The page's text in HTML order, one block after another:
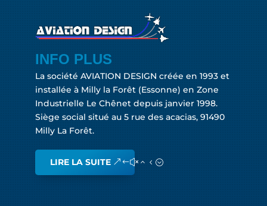
INFO PLUS
La société AVIATION DESIGN créée en 1993 et
installée à Milly la Forêt (Essonne) en Zone
Industrielle Le Chênet depuis janvier 1998.
Siège social situé au 5 rue des acacias, 91490
Milly La Forêt.
LIRE LA SUITE